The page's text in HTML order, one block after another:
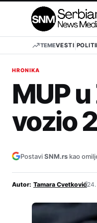
TEMEVESTI
HRONIKA
MUP
vozio
PostaviSNM.rs kao
Autor: Tamara Cvetković